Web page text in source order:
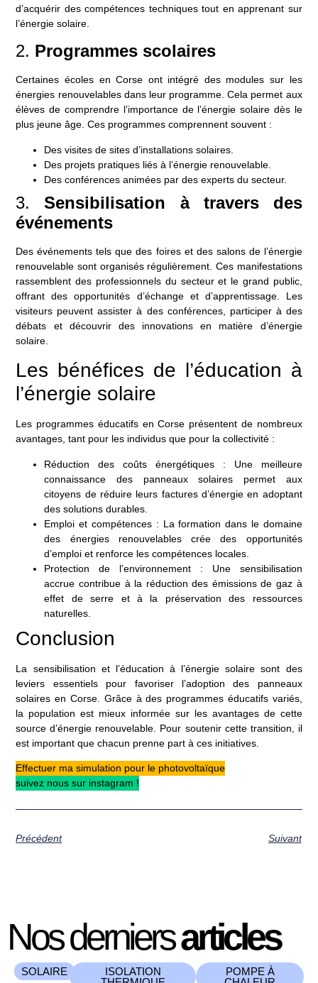
d’acquérir des compétences techniques tout en apprenant sur
l’énergie solaire.
2. Programmes scolaires
Certaines écoles en Corse ont intégré des modules sur les
énergies renouvelables dans leur programme. Cela permet aux
élèves de comprendre l’importance de l’énergie solaire dès le
plus jeune âge. Ces programmes comprennent souvent :
Des visites de sites d’installations solaires.
Des projets pratiques liés à l’énergie renouvelable.
Des conférences animées par des experts du secteur.
3.Sensibilisation à travers des
événements
Des événements tels que des foires et des salons de l’énergie
renouvelable sont organisés régulièrement. Ces manifestations
rassemblent des professionnels du secteur et le grand public,
offrant des opportunités d’échange et d’apprentissage. Les
visiteurs peuvent assister à des conférences, participer à des
débats et découvrir des innovations en matière d’énergie
solaire.
Les bénéfices de l’éducation à
l’énergie solaire
Les programmes éducatifs en Corse présentent de nombreux
avantages, tant pour les individus que pour la collectivité :
Réduction des coûts énergétiques : Une meilleure
connaissance des panneaux solaires permet aux
citoyens de réduire leurs factures d’énergie en adoptant
des solutions durables.
Emploi et compétences: La formation dans le domaine
des énergies renouvelables crée des opportunités
d’emploi et renforce les compétences locales.
Protection de l’environnement : Une sensibilisation
accrue contribue à la réduction des émissions de gaz à
effet de serre et à la préservation des ressources
naturelles.
Conclusion
La sensibilisation et l’éducation à l’énergie solaire sont des
leviers essentiels pour favoriser l’adoption des panneaux
solaires en Corse. Grâce à des programmes éducatifs variés,
la population est mieux informée sur les avantages de cette
source d’énergie renouvelable. Pour soutenir cette transition, il
est important que chacun prenne part à ces initiatives.
Effectuer ma simulation pour le photovoltaïque
suivez nous sur instagram !
Précédent Suivant
Nos derniersarticles
SOLAIRE
ISOLATION
POMPE À